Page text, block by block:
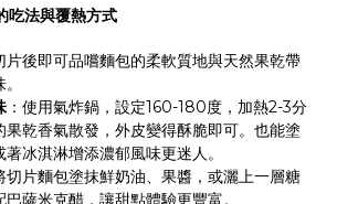
吃法與覆熱方式
片後即可品嚐麵包的柔軟質地與天然果乾帶
：使用氣炸鍋，設定160-180度，加熱2-3分
果乾香氣散發，外皮變得酥脆即可。也能塗
冰淇淋增添濃郁風味更迷人。
切片麵包塗抹鮮奶油、果醬，或灑上一層糖
薩米克醋，讓甜點體驗更豐富。